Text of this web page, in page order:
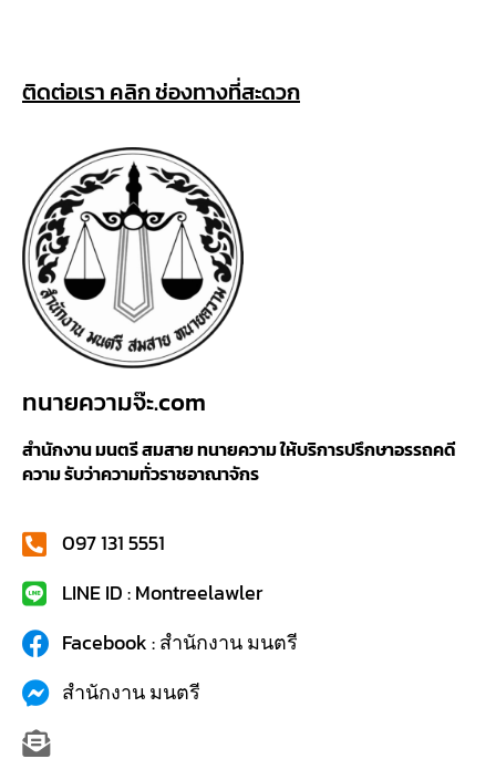
ติดต่อเรา คลิก ช่องทางที่สะดวก
ทนายความจ๊ะ.com
สำนักงาน มนตรี สมสาย ทนายความ ให้บริการปรึกษาอรรถคดี
ความ รับว่าความทั่วราชอาณาจักร
097 131 5551
LINE ID : Montreelawler
Facebook : สำนักงาน มนตรี
สำนักงาน มนตรี